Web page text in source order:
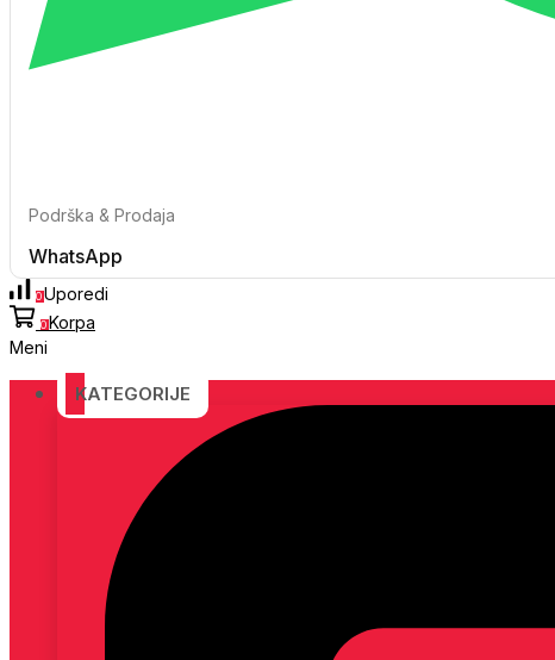
Podrška & Prodaja
WhatsApp
0 Uporedi
0 Korpa
Meni
KATEGORIJE